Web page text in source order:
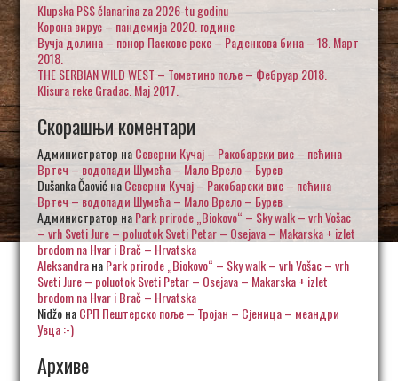
Klupska PSS članarina za 2026-tu godinu
Корона вирус – пандемија 2020. године
Вучја долина – понор Паскове реке – Раденкова бина – 18. Март
2018.
THE SERBIAN WILD WEST – Тометино поље – Фебруар 2018.
Klisura reke Gradac. Maj 2017.
Скорашњи коментари
Администратор наСеверни Кучај – Ракобарски вис – пећина
Вртеч – водопади Шумећа – Мало Врело – Бурев
Dušanka ČaovićнаСеверни Кучај – Ракобарски вис – пећина
Вртеч – водопади Шумећа – Мало Врело – Бурев
Администратор наPark prirode „Biokovo“ – Sky walk – vrh Vošac
– vrh Sveti Jure – poluotok Sveti Petar – Osejava – Makarska + izlet
brodom na Hvar i Brač – Hrvatska
AleksandraнаPark prirode „Biokovo“ – Sky walk – vrh Vošac – vrh
Sveti Jure – poluotok Sveti Petar – Osejava – Makarska + izlet
brodom na Hvar i Brač – Hrvatska
NidžoнаСРП Пештерско поље – Тројан – Сјеница – меандри
Увца :-)
Архиве